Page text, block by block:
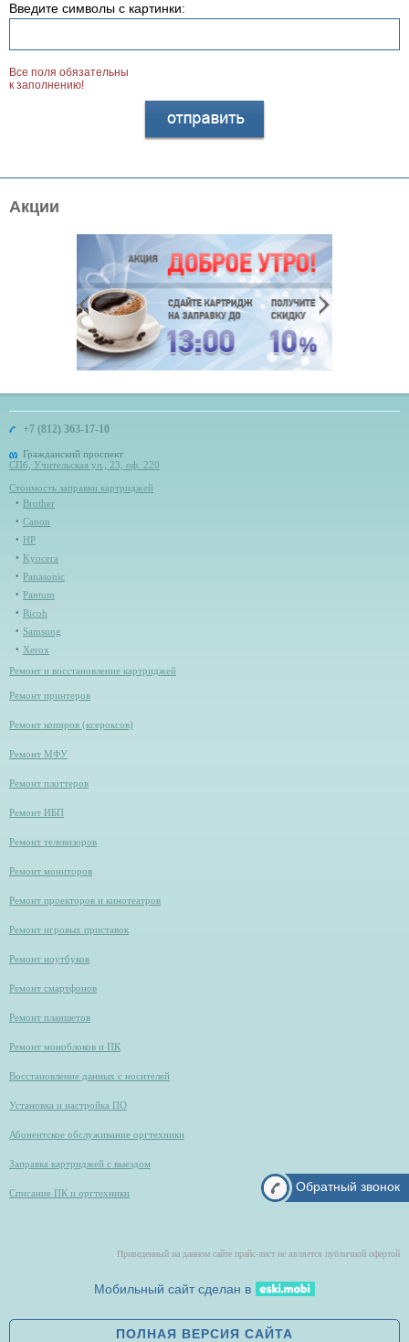
Акции
Введите символы с картинки:
Все поля обязательны
к заполнению!
Обратный звонок
+7 (812) 363-17-10
Гражданский проспект
СПб, Учительская ул., 23, оф. 220
Стоимость заправки картриджей
Brother
Canon
HP
Kyocera
Panasonic
Pantum
Ricoh
Samsung
Xerox
Ремонт и восстановление картриджей
Ремонт принтеров
Ремонт копиров (ксероксов)
Ремонт МФУ
Ремонт плоттеров
Ремонт ИБП
Ремонт телевизоров
Ремонт мониторов
Ремонт проекторов и кинотеатров
Ремонт игровых приставок
Ремонт ноутбуков
Ремонт смартфонов
Ремонт планшетов
Ремонт моноблоков и ПК
Восстановление данных с носителей
Установка и настройка ПО
Абонентское обслуживание оргтехники
Заправка картриджей с выездом
Списание ПК и оргтехники
Приведенный на данном сайте прайс-лист не является публичной офертой
Мобильный сайт сделан в
ПОЛНАЯ ВЕРСИЯ САЙТА